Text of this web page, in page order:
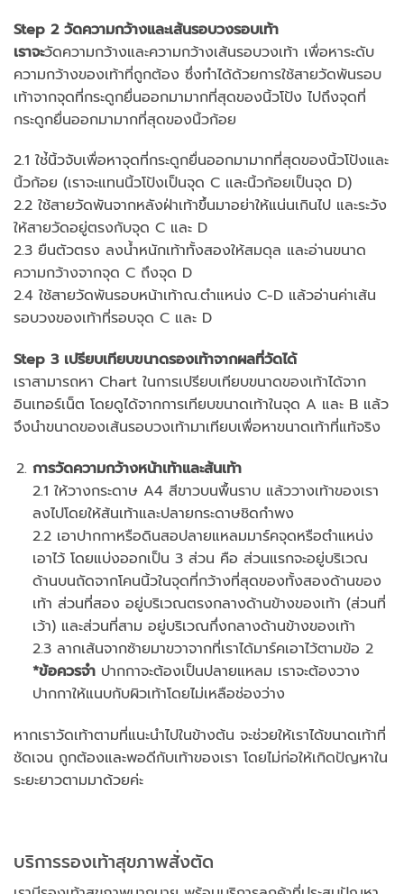
Step 2 วัดความกว้างและเส้นรอบวงรอบเท้า
เราจะวัดความกว้างและความกว้างเส้นรอบวงเท้า เพื่อหาระดับ
ความกว้างของเท้าที่ถูกต้อง ซึ่งทำได้ด้วยการใช้สายวัดพันรอบ
เท้าจากจุดที่กระดูกยื่นออกมามากที่สุดของนิ้วโป้ง ไปถึงจุดที่
กระดูกยื่นออกมามากที่สุดของนิ้วก้อย
2.1 ใช่้นิ้วจับเพื่อหาจุดที่กระดูกยื่นออกมามากที่สุดของนิ้วโป้งและ
นิ้วก้อย (เราจะแทนนิ้วโป้งเป็นจุด C และนิ้วก้อยเป็นจุด D)
2.2 ใช้สายวัดพันจากหลังฝ่าเท้าขึ้นมาอย่าให้แน่นเกินไป และระวัง
ให้สายวัดอยู่ตรงกับจุด C และ D
2.3 ยืนตัวตรง ลงน้ำหนักเท้าทั้งสองให้สมดุล และอ่านขนาด
ความกว้างจากจุด C ถึงจุด D
2.4 ใช้สายวัดพันรอบหน้าเท้าณ.ตำแหน่ง C-D แล้วอ่านค่าเส้น
รอบวงของเท้าที่รอบจุด C และ D
Step 3 เปรียบเทียบขนาดรองเท้าจากผลที่วัดได้
เราสามารถหา Chart ในการเปรียบเทียบขนาดของเท้าได้จาก
อินเทอร์เน็ต โดยดูได้จากการเทียบขนาดเท้าในจุด A และ B แล้ว
จึงนำขนาดของเส้นรอบวงเท้ามาเทียบเพื่อหาขนาดเท้าที่แท้จริง
การวัดความกว้างหน้าเท้าและส้นเท้า
2.1 ให้วางกระดาษ A4 สีขาวบนพื้นราบ แล้ววางเท้าของเรา
ลงไปโดยให้ส้นเท้าและปลายกระดาษชิดกำพง
2.2 เอาปากกาหรือดินสอปลายแหลมมาร์คจุดหรือตำแหน่ง
เอาไว้ โดยแบ่งออกเป็น 3 ส่วน คือ ส่วนแรกจะอยู่บริเวณ
ด้านบนถัดจากโคนนิ้วในจุดที่กว้างที่สุดของทั้งสองด้านของ
เท้า ส่วนที่สอง อยู่บริเวณตรงกลางด้านข้างของเท้า (ส่วนที่
เว้า) และส่วนที่สาม อยู่บริเวณกึ่งกลางด้านข้างของเท้า
2.3 ลากเส้นจากซ้ายมาขวาจากที่เราได้มาร์คเอาไว้ตามข้อ 2
*ข้อควรจำปากกาจะต้องเป็นปลายแหลม เราจะต้องวาง
ปากกาให้แนบกับผิวเท้าโดยไม่เหลือช่องว่าง
หากเราวัดเท้าตามที่แนะนำไปในข้างต้น จะช่วยให้เราได้ขนาดเท้าที่
ชัดเจน ถูกต้องและพอดีกับเท้าของเรา โดยไม่ก่อให้เกิดปัญหาใน
ระยะยาวตามมาด้วยค่ะ
บริการรองเท้าสุขภาพสั่งตัด